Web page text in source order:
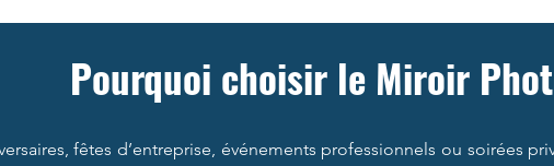
Pourquoi choisir le Miroir
fêtes d’entreprise, événements professionnels ou soirées